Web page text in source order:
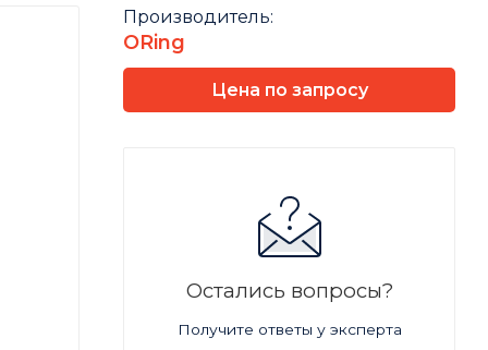
Производитель:
ORing
Цена по запросу
Остались вопросы?
Получите ответы у эксперта